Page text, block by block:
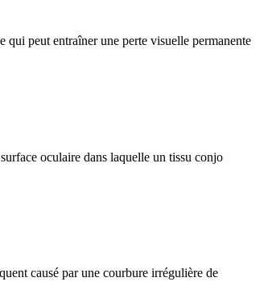
peut entraîner une perte visuelle permanente
oculaire dans laquelle un tissu conjo
causé par une courbure irrégulière de